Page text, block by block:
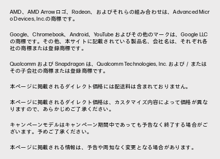
AMD、AMD Arrowロゴ、Radeon、およびそれらの組み合わせは、Advanced Micr
o Devices, Inc.の商標です。
Google、Chromebook、Android、YouTube およびその他のマークは、Google LLC
の商標です。その他、本サイトに記載されている製品名、会社名は、それぞれ各
社の商標または登録商標です。
Qualcomm および Snapdragon は、Qualcomm Technologies, Inc. および／または
その子会社の商標または登録商標です。
本ページに掲載されるダイレクト価格には配送料は含まれておりません。
本ページに掲載されるダイレクト価格は、カスタマイズ内容によって価格が異な
りますので、あらかじめご了承ください。
キャンペーンモデルはキャンペーン期間中であっても予告なく終了する場合がご
ざいます。予めご了承ください。
本ページに掲載される情報は、予告や周知なく変更となる場合があります。